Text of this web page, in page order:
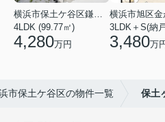
横浜市保土ケ谷区鎌谷町
4LDK (99.77㎡)
4,280万円 3,480万
市保土ケ谷区の物件一覧 保土